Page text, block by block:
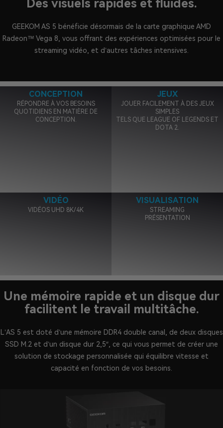
Des visuels rapides et fluides.
GEEKOM AS 5 bénéficie désormais de la carte graphique AMD
Radeon™ Vega 8, vous offrant des expériences optimisées pour le
streaming vidéo, et d’autres tâches intensives.
CONCEPTION
RÉPONDRE À VOS BESOINS
QUOTIDIENS EN MATIÈRE DE
CONCEPTION.
JEUX
JOUER FACILEMENT À DES JEUX
SIMPLES
TELS QUE LEAGUE OF LEGENDS ET
DOTA 2.
VIDÉO
VIDÉOS UHD 8K/4K
VISUALISATION
STREAMING
PRÉSENTATION
Une mémoire rapide et un disque dur
facilitent le travail multitâche.
L’AS 5 est doté d’une mémoire DDR4 double canal, de deux disques
SSD M.2 et d’un disque dur 2,5″, ce qui vous permet de créer une
solution de stockage personnalisée qui équilibre vitesse et
capacité en fonction de vos besoins.